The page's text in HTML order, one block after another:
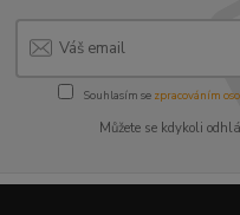
Souhlasím se zpracováním
Můžete se kdykoli